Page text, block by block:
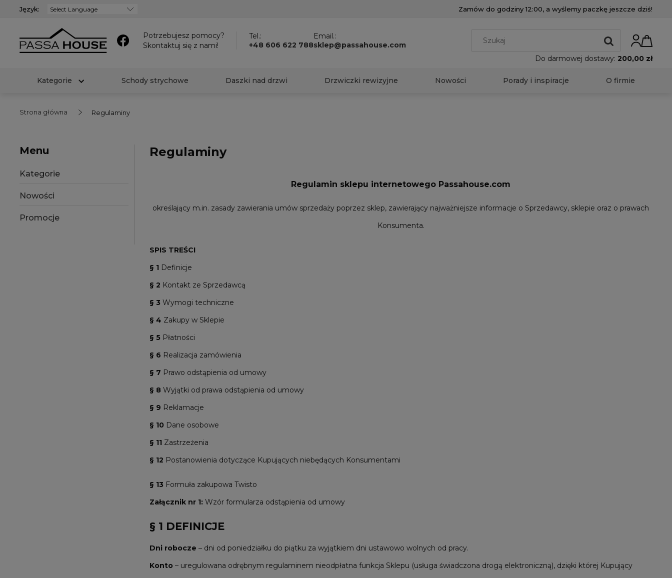
Język: Zamów do godziny 12:00, a wyślemy paczkę jeszcze dziś!
Potrzebujesz pomocy?
Skontaktuj się z nami!
Tel.:
+48 606 622 788
Email.:
sklep@passahouse.com
Do darmowej dostawy: 200,00 zł
Kategorie Schody strychowe Daszki nad drzwi Drzwiczki rewizyjne Nowości Porady i inspiracje O firmie
Strona główna Regulaminy
Menu
Kategorie
Nowości
Promocje
Regulaminy
Regulamin sklepu internetowego Passahouse.com
określający m.in. zasady zawierania umów sprzedaży poprzez sklep, zawierający najważniejsze informacje o Sprzedawcy, sklepie oraz o prawach
Konsumenta.
SPIS TREŚCI
§ 1 Definicje
§ 2 Kontakt ze Sprzedawcą
§ 3 Wymogi techniczne
§ 4 Zakupy w Sklepie
§ 5 Płatności
§ 6 Realizacja zamówienia
§ 7 Prawo odstąpienia od umowy
§ 8 Wyjątki od prawa odstąpienia od umowy
§ 9 Reklamacje
§ 10 Dane osobowe
§ 11 Zastrzeżenia
§ 12 Postanowienia dotyczące Kupujących niebędących Konsumentami
§ 13 Formuła zakupowa Twisto
Załącznik nr 1: Wzór formularza odstąpienia od umowy
§ 1 DEFINICJE
Dni robocze – dni od poniedziałku do piątku za wyjątkiem dni ustawowo wolnych od pracy.
Konto – uregulowana odrębnym regulaminem nieodpłatna funkcja Sklepu (usługa świadczona drogą elektroniczną), dzięki której Kupujący